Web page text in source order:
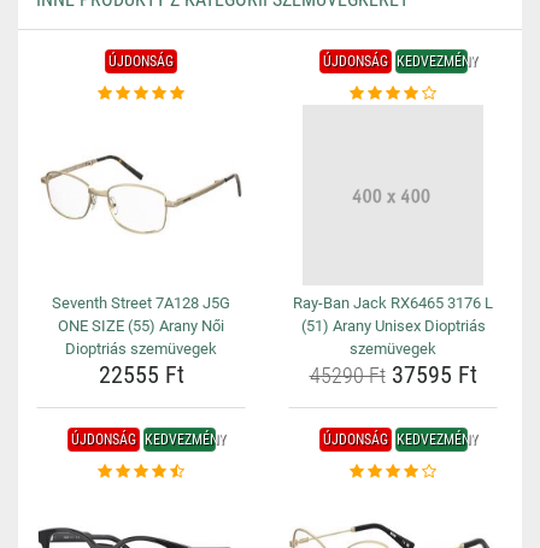
ÚJDONSÁG
Seventh Street 7A128 J5G
ONE SIZE (55) Arany Női
Dioptriás szemüvegek
22555 Ft
ÚJDONSÁG KEDVEZMÉNY
Ray-Ban Jack RX6465 3176 L
(51) Arany Unisex Dioptriás
szemüvegek
45290 Ft37595 Ft
ÚJDONSÁG KEDVEZMÉNY ÚJDONSÁG KEDVEZMÉNY